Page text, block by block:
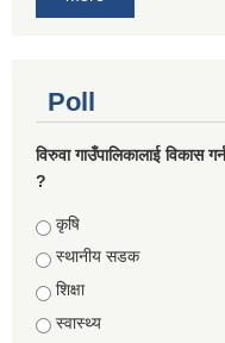
Poll
विरुवा गाउँपालिकालाई विकास
?
Choices
कृषि
स्थानीय सडक
शिक्षा
स्वास्थ्य